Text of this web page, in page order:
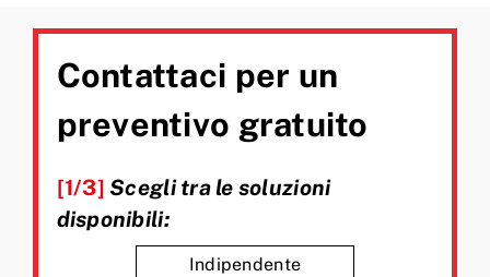
Contattaci per un
preventivo gratuito
[1/3] Scegli tra le soluzioni
disponibili:
Indipendente